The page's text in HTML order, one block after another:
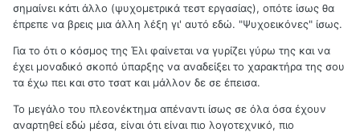
σημαίνει κάτι άλλο (ψυχομετρικά τεστ εργασίας), οπότε ίσως θα
έπρεπε να βρεις μια άλλη λέξη γι' αυτό εδώ. "Ψυχοεικόνες" ίσως.
Για το ότι ο κόσμος της Έλι φαίνεται να γυρίζει γύρω της και να
έχει μοναδικό σκοπό ύπαρξης να αναδείξει το χαρακτήρα της σου
τα έχω πει και στο τσατ και μάλλον δε σε έπεισα.
Το μεγάλο του πλεονέκτημα απέναντι ίσως σε όλα όσα έχουν
αναρτηθεί εδώ μέσα, είναι ότι είναι πιο λογοτεχνικό, πιο